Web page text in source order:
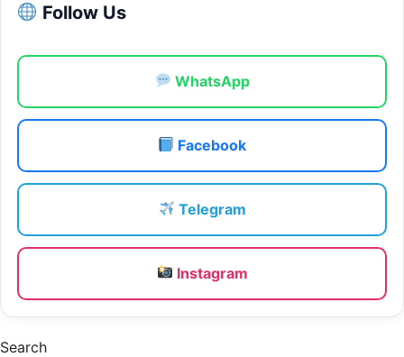
Follow Us
WhatsApp
Facebook
Telegram
Instagram
Search